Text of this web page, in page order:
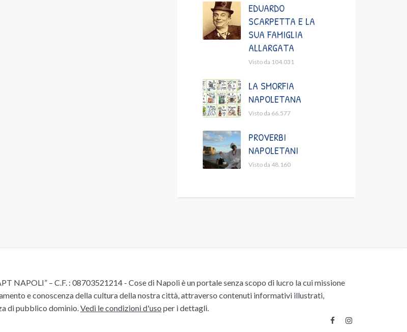
EDUARDO
SCARPETTA E LA
SUA FAMIGLIA
ALLARGATA
Visto da 104.031
LA SMORFIA
NAPOLETANA
Visto da 66.577
PROVERBI
NAPOLETANI
Visto da 48.160
NAPOLI” – C.F. : 08703521214 - Cose di Napoli è un portale senza scopo di lucro la cui missione
e conoscenza della cultura della nostra città, attraverso contenuti informativi illustrati,
di pubblico dominio.Vedi le condizioni d'uso per i dettagli.